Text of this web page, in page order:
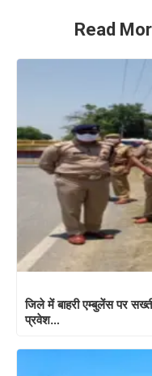
Read
जिले में बाहरी एम्बुलेंस पर
प्रवेश…